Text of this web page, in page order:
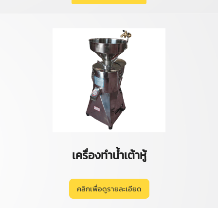
เครื่องทำน้ำเต้าหู้
คลิกเพื่อดูรายละเอียด